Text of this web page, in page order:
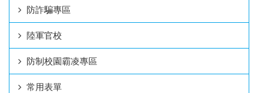
防詐騙專區
陸軍官校
防制校園霸凌專區
常用表單